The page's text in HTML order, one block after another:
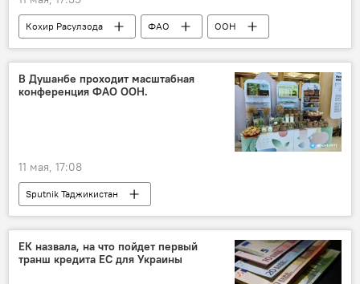
Кохир Расулзода ФАО
ООН
Таджикистан
Новости Душанбе
Экономика
Экология
сельское хозяйство
В Душанбе проходит масштабная
конференция ФАО ООН.
11 мая, 17:08
Sputnik Таджикистан
ЕК назвала, на что пойдет первый
транш кредита ЕС для Украины